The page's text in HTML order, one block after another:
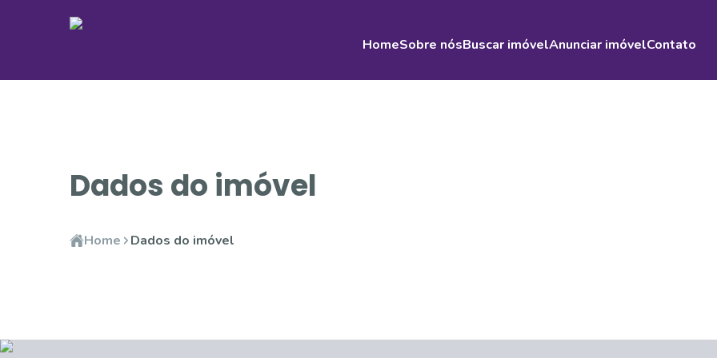
HomeSobre nósBuscar imóvelAnunciar imóvelContato
Dados do imóvel
Home Dados do imóvel